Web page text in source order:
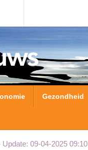
Gezondheid
Update: 09-04-2025 09:10